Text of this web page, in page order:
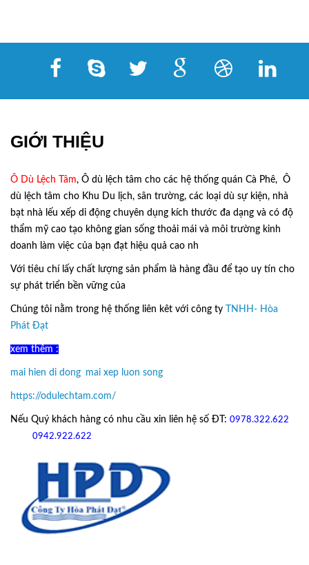
GIỚI THIỆU
Ô Dù Lệch Tâm, Ô dù lệch tâm cho các hệ thống quán Cà Phê, Ô
dù lệch tâm cho Khu Du lịch, sân trường, các loại dù sự kiện, nhà
bạt nhà lếu xếp di động chuyên dụng kích thước đa dạng và có độ
thẩm mỹ cao tạo không gian sống thoải mái và môi trường kinh
doanh làm việc của bạn đạt hiệu quả cao nh
Với tiêu chí lấy chất lượng sản phẩm là hàng đầu để tạo uy tín cho
sự phát triển bền vững của
Chúng tôi nằm trong hệ thống liên kêt với công ty TNHH- Hòa
Phát Đạt
xem thêm :
mai hien di dong mai xep luon song
https://odulechtam.com/
Nếu Quý khách hàng có nhu cầu xin liên hệ số ĐT: 0978.322.622
0942.922.622